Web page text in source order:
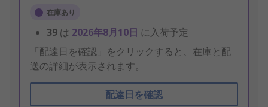
在庫あり
39 は 2026年8月10日 に入荷予定
「配達日を確認」をクリックすると、在庫と配
送の詳細が表示されます。
配達日を確認